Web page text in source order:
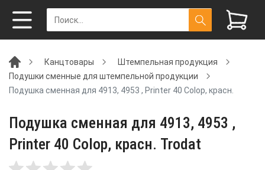
Канцтовары
Штемпельная продукция
Подушки сменные для штемпельной продукции
Подушка сменная для 4913, 4953 , Printer 40 Colop, красн.
Подушка сменная для 4913, 4953 ,
Printer 40 Colop, красн. Trodat